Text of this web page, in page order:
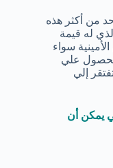
من أكثر هذه
له قيمة
سواء
الحصول علي
إلي
يمكن أن